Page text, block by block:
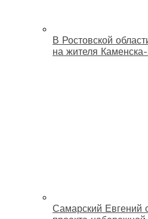
В Ростовской
на жителя
Самарский Евгений